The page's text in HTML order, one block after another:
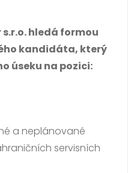
hledá formou
kandidáta, který
úseku na pozici:
a neplánované
servisních